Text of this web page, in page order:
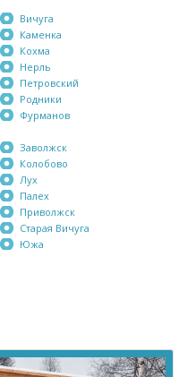
Вичуга
Каменка
Кохма
Нерль
Петровский
Родники
Фурманов
Заволжск
Колобово
Лух
Палех
Приволжск
Старая Вичуга
Южа